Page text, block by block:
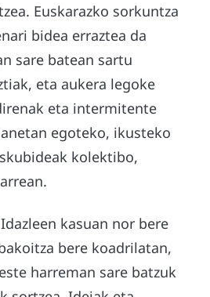
Euskarazko sorkuntza
bidea erraztea da
sare batean sartu
eta aukera legoke
eta intermitente
egoteko, ikusteko
kolektibo,
Idazleen kasuan nor bere
bere koadrilatan,
harreman sare batzuk